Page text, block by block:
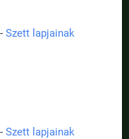
Szett lapjainak
Szett lapjainak